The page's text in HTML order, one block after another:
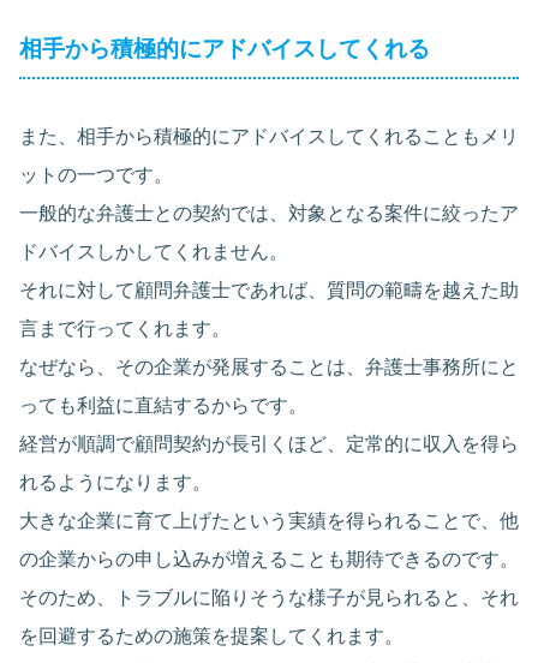
相手から積極的にアドバイスしてくれる
また、相手から積極的にアドバイスしてくれることもメリ
ットの一つです。
一般的な弁護士との契約では、対象となる案件に絞ったア
ドバイスしかしてくれません。
それに対して顧問弁護士であれば、質問の範疇を越えた助
言まで行ってくれます。
なぜなら、その企業が発展することは、弁護士事務所にと
っても利益に直結するからです。
経営が順調で顧問契約が長引くほど、定常的に収入を得ら
れるようになります。
大きな企業に育て上げたという実績を得られることで、他
の企業からの申し込みが増えることも期待できるのです。
そのため、トラブルに陥りそうな様子が見られると、それ
を回避するための施策を提案してくれます。